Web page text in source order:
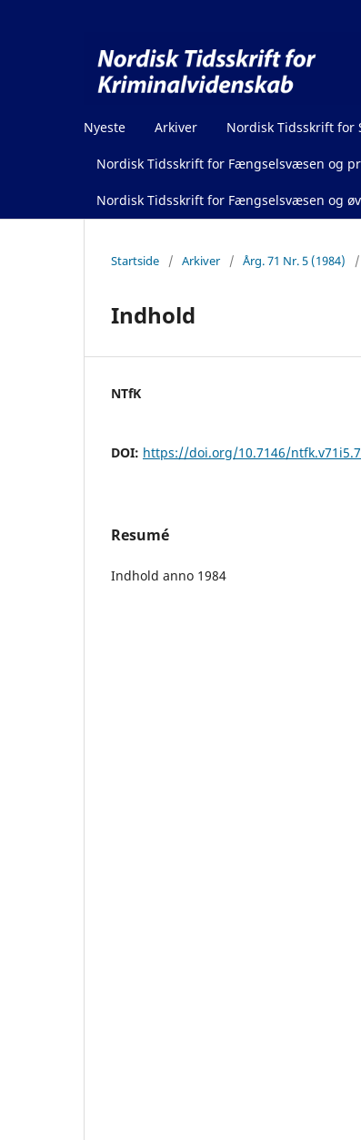
Nyeste Arkiver Nordisk Tidsskrift for
Nordisk Tidsskrift for Fængselsvæsen og
Nordisk Tidsskrift for Fængselsvæsen og
Startside / Arkiver / Årg. 71 Nr. 5 (1984) /
Indhold
NTfK
DOI: https://doi.org/10.7146/
Resumé
Indhold anno 1984